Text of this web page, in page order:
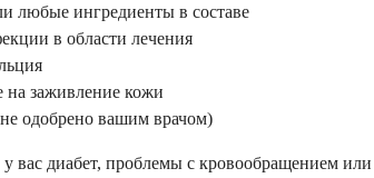
любые ингредиенты в составе
в области лечения
заживление кожи
одобрено вашим врачом)
вас диабет, проблемы с кровообращением